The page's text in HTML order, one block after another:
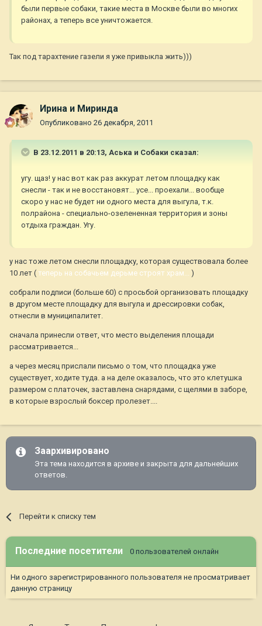
были первые собаки, такие места в Москве были во многих
районах, а теперь все уничтожается.
Так под тарахтение газели я уже привыкла жить)))
Ирина и Миринда
Опубликовано 26 декабря, 2011
В 23.12.2011 в 20:13, Аська и Собаки сказал:
угу. щаз! у нас вот как раз аккурат летом площадку как
снесли - так и не восстановят... усе... проехали... вообще
скоро у нас не будет ни одного места для выгула, т.к.
полрайона - специально-озелененная территория и зоны
отдыха граждан. Угу.
у нас тоже летом снесли площадку, которая существовала более
10 лет ( теперь на собачьем дерьме строят храм... )
собрали подписи (больше 60) с просьбой организовать площадку
в другом месте площадку для выгула и дрессировки собак,
отнесли в муниципалитет.
сначала принесли ответ, что место выделения площади
рассматривается...
а через месяц прислали письмо о том, что площадка уже
существует, ходите туда. а на деле оказалось, что это клетушка
размером с платочек, заставлена снарядами, с щелями в заборе,
в которые взрослый боксер пролезет....
Заархивировано
Эта тема находится в архиве и закрыта для дальнейших
ответов.
Перейти к списку тем
Последние посетители 0 пользователей онлайн
Ни одного зарегистрированного пользователя не просматривает
данную страницу